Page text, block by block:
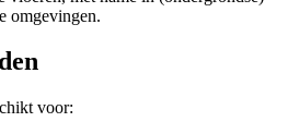
omgevingen.
voor: